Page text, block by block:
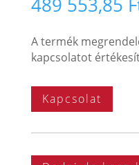
A termék
kapcsolatot
Kapcsolat